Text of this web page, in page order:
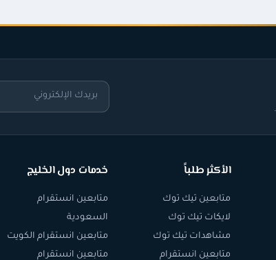
الأكثر طلباً
متابعين تيك توك
لايكات تيك توك
مشاهدات تيك توك
متابعين انستقرام
خدمات دول الخليج
متابعين انستقرام
السعودية
متابعين انستقرام الكويت
متابعين انستقرام